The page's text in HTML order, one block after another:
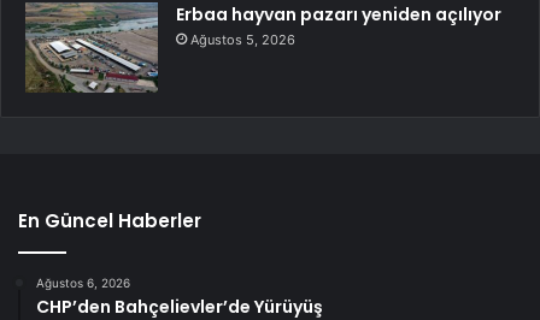
Erbaa hayvan pazarı yeniden açılıyor
Ağustos 5, 2026
En Güncel Haberler
Ağustos 6, 2026
CHP’den Bahçelievler’de Yürüyüş